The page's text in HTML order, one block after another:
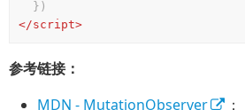
</script>
参考链接：
MDN - MutationObserver
；